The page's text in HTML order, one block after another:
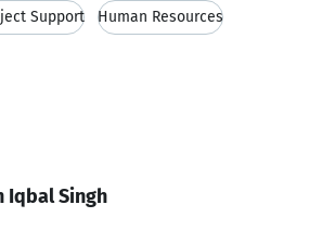
Support Human Resources
Iqbal Singh